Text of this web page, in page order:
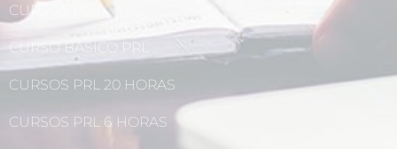
CURSOS PRL
CURSO BÁSICO PRL
CURSOS PRL 20 HORAS
CURSOS PRL 6 HORAS